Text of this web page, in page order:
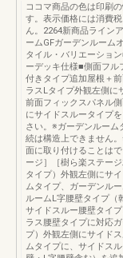
ココマ商品の色は印刷
す。表示価格には消費
ん。2264新商品ライン
ームGFガーデンルーム
タイル・バリエーショ
ーデッキ仕様■側面フル
付きタイプ追加屋根＋
ラスLタイプ外観左側に
前面フィックスパネル
にサイドスルータイプ
さい。※ガーデンルーム
続は構造上できません
面に取り付けることは
ージ］［樹ら楽ステー
タイプ）外観左側にサ
ムタイプ、ガーデンル
ルームL字腰壁タイプ（
サイドスルー腰壁タイ
ラス腰壁タイプに対応
プ）外観左側にサイド
ムタイプに、サイドス